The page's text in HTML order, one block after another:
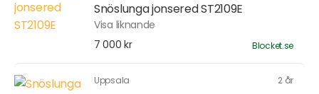
Snöslunga jonsered ST2109E
Visa liknande
7 000 kr
Blocket.se
Uppsala 2 år